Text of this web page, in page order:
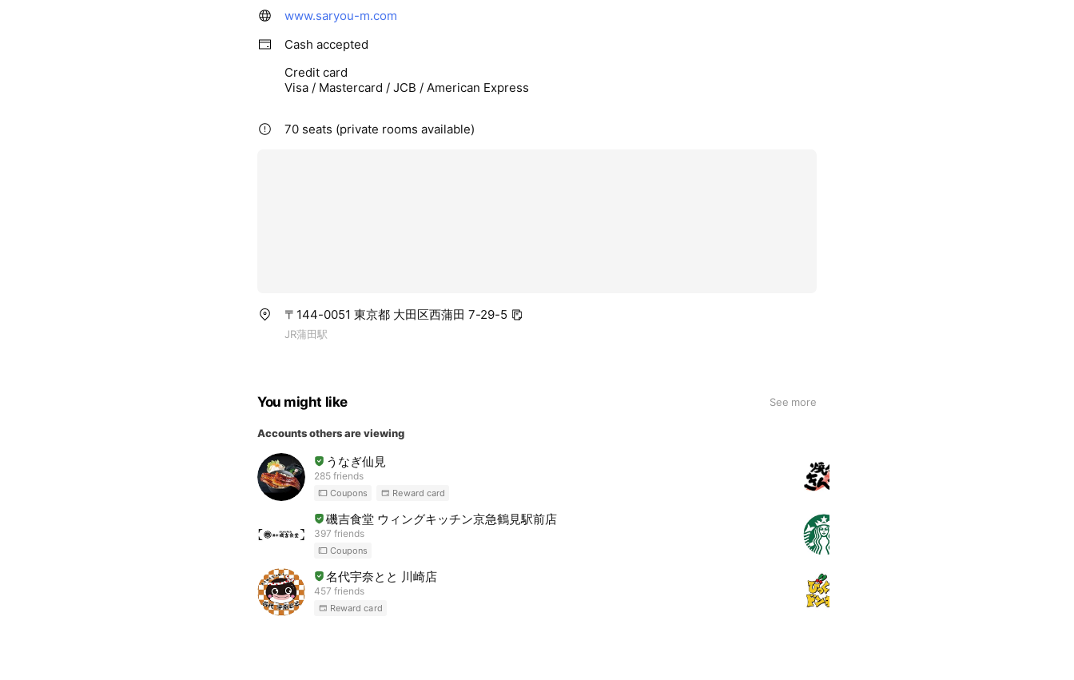
www.saryou-m.com
Cash accepted
Credit card
Visa / Mastercard / JCB / American Express
70 seats (private rooms available)
〒144-0051 東京都 大田区西蒲田 7-29-5
JR蒲田駅
You might like See more
Accounts others are viewing
うなぎ仙見
285 friends
Coupons Reward card
磯吉食堂 ウィングキッチン京急鶴見駅前店
397 friends
Coupons
名代宇奈とと 川崎店
457 friends
Reward card